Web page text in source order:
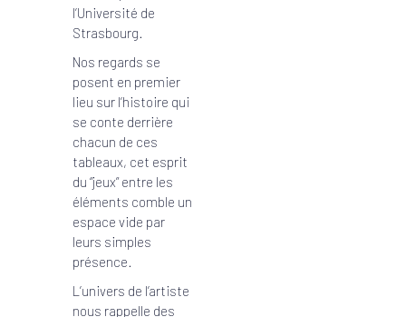
l’Université de
Strasbourg.
Nos regards se
posent en premier
lieu sur l’histoire qui
se conte derrière
chacun de ces
tableaux, cet esprit
du “jeux” entre les
éléments comble un
espace vide par
leurs simples
présence.
L’univers de l’artiste
nous rappelle des